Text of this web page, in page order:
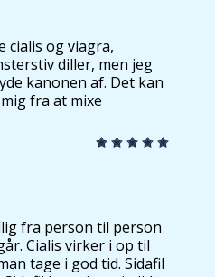
cialis og viagra,
diller, men jeg
kanonen af. Det kan
fra at mixe
udskejelser. Jeg har
fra viagra,
fra person til person
Cialis virker i op til
tage i god tid. Sidafil